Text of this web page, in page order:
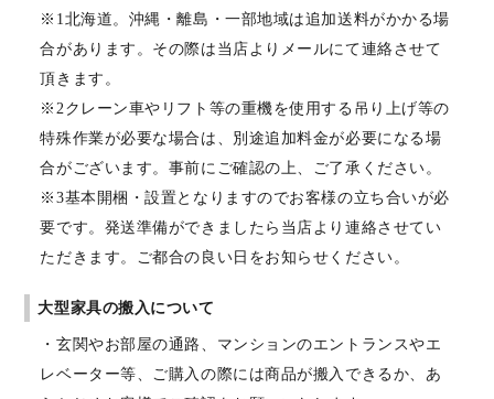
※1北海道。沖縄・離島・一部地域は追加送料がかかる場
合があります。その際は当店よりメールにて連絡させて
頂きます。
※2クレーン車やリフト等の重機を使用する吊り上げ等の
特殊作業が必要な場合は、別途追加料金が必要になる場
合がございます。事前にご確認の上、ご了承ください。
※3基本開梱・設置となりますのでお客様の立ち合いが必
要です。発送準備ができましたら当店より連絡させてい
ただきます。ご都合の良い日をお知らせください。
大型家具の搬入について
・玄関やお部屋の通路、マンションのエントランスやエ
レベーター等、ご購入の際には商品が搬入できるか、あ